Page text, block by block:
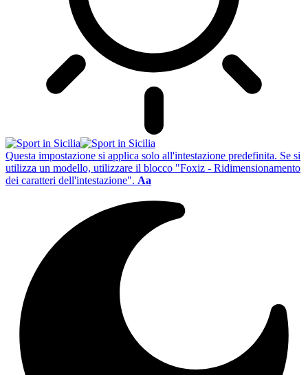
Questa impostazione si applica solo all'intestazione predefinita. Se si
utilizza un modello, utilizzare il blocco "Foxiz - Ridimensionamento
dei caratteri dell'intestazione". Aa